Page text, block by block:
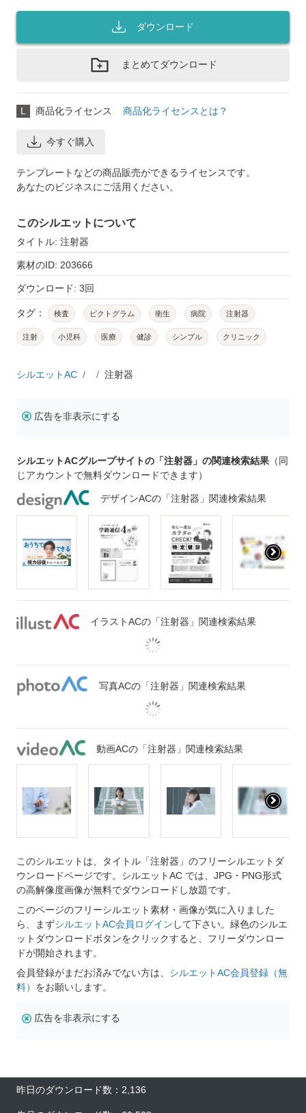
ダウンロード
まとめてダウンロード
L 商品化ライセンス 商品化ライセンスとは？
今すぐ購入
テンプレートなどの商品販売ができるライセンスです。
あなたのビジネスにご活用ください。
このシルエットについて
タイトル: 注射器
素材のID: 203666
ダウンロード: 3回
タグ： 検査 ピクトグラム 衛生 病院 注射器
注射 小児科 医療 健診 シンプル クリニック
シルエットAC 注射器
広告を非表示にする
シルエットACグループサイトの「注射器」の関連検索結果 （同
じアカウントで無料ダウンロードできます）
デザインACの「注射器」関連検索結果
イラストACの「注射器」関連検索結果
写真ACの「注射器」関連検索結果
動画ACの「注射器」関連検索結果
このシルエットは、タイトル「注射器」のフリーシルエットダ
ウンロードページです。シルエットAC では、JPG・PNG形式
の高解像度画像が無料でダウンロードし放題です。
このページのフリーシルエット素材・画像が気に入りました
ら、まずシルエットAC会員ログイン して下さい。緑色のシルエ
ットダウンロードボタンをクリックすると、フリーダウンロー
ドが開始されます。
会員登録がまだお済みでない方は、 シルエットAC会員登録（無
料） をお願いします。
広告を非表示にする
昨日のダウンロード数：2,136